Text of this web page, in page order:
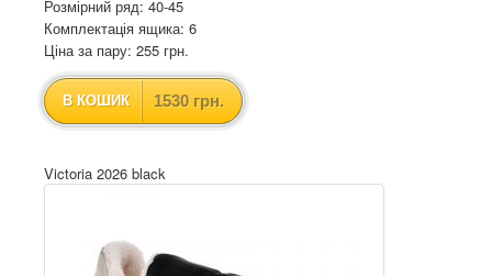
Розмірний ряд: 40-45
Комплектація ящика: 6
Ціна за пару: 255 грн.
В КОШИК 1530 грн.
Victoria 2026 black